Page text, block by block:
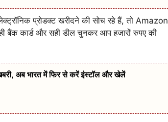
प्रोडक्ट खरीदने की सोच रहे हैं, तो Amazon
कार्ड और सही डील चुनकर आप हजारों रुपए की
अब भारत में फिर से करें इंस्टॉल और खेलें